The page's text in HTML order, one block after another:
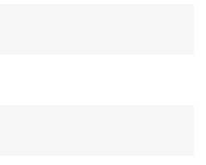
нажатие на
нейлера с прижатым
спусковой крючок. И т.д.